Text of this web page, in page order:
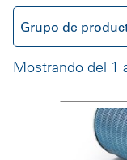
Grupo de
Mostrando del 1